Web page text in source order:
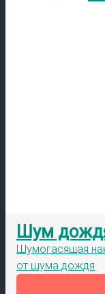
Шум
Шумогасящая
от шума дождя